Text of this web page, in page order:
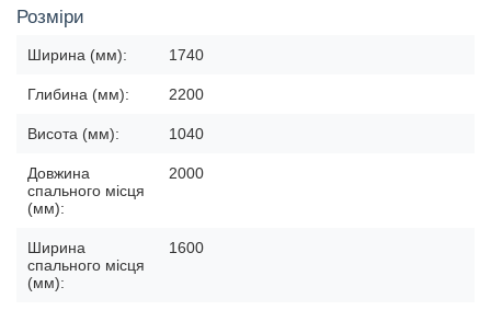
Розміри
Ширина (мм): 1740
Глибина (мм): 2200
Висота (мм): 1040
Довжина
спального місця
(мм):
2000
Ширина
спального місця
(мм):
1600